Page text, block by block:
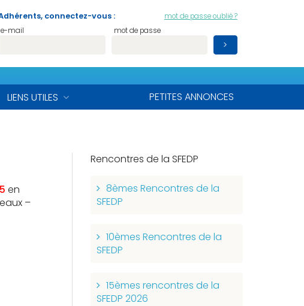
connectez-vous :
mot de passe oublié ?
e-mail
mot de passe
LIENS UTILES PETITES ANNONCES
en
–
Rencontres de la SFEDP
8èmes Rencontres de la
SFEDP
10èmes Rencontres de la
SFEDP
15èmes rencontres de la
SFEDP 2026